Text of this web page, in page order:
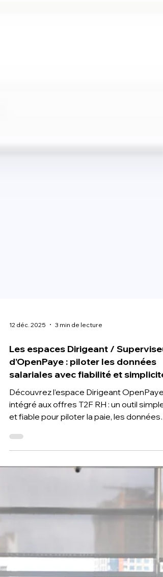
Les espaces Dirigeant /
d’OpenPaye : piloter les données
salariales avec fiabilité et simplicité
Découvrez l’espace Dirigeant OpenPaye
intégré aux offres T2F RH : un outil simple
et fiable pour piloter la paie, les données